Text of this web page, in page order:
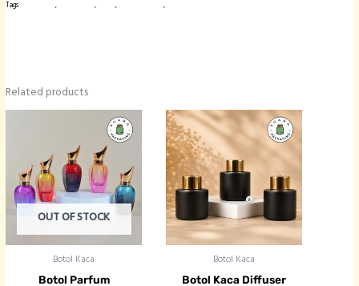
Tags
botol import, botol plastik, fliptop, kemasan produk,
Related products
OUT OF STOCK
Botol Kaca
Botol Parfum
Botol Kaca
Botol Kaca Diffuser